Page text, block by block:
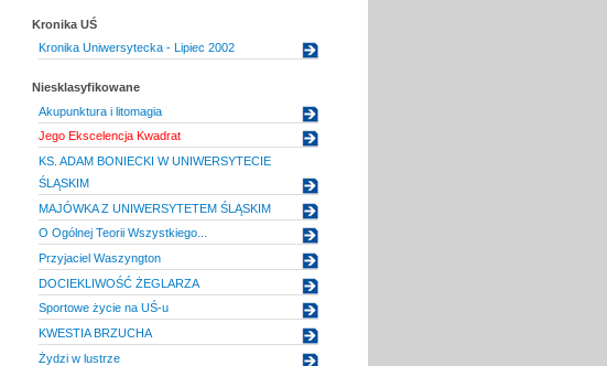
Kronika UŚ
Kronika Uniwersytecka - Lipiec 2002
Niesklasyfikowane
Akupunktura i litomagia
Jego Ekscelencja Kwadrat
KS. ADAM BONIECKI W UNIWERSYTECIE
ŚLĄSKIM
MAJÓWKA Z UNIWERSYTETEM ŚLĄSKIM
O Ogólnej Teorii Wszystkiego...
Przyjaciel Waszyngton
DOCIEKLIWOŚĆ ŻEGLARZA
Sportowe życie na UŚ-u
KWESTIA BRZUCHA
Żydzi w lustrze